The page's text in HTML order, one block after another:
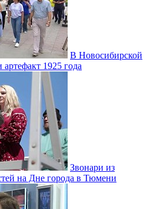
В Новосибирской
1925 года
Звонари из
на Дне города в Тюмени